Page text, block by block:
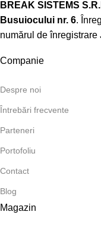
BREAK SISTEMS
Busuiocului nr. 6.
numărul de înregistrare
Companie
Despre noi
Întrebări frecvente
Parteneri
Portofoliu
Contact
Blog
Magazin